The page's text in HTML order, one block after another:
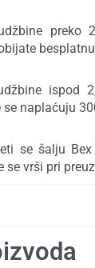
preko
ispod
se naplaćuju
se šalju
se vrši pri